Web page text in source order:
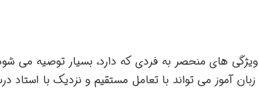
های منحصر به فردی که دارد، بسیار توصیه می
می تواند با تعامل مستقیم و نزدیک با استاد